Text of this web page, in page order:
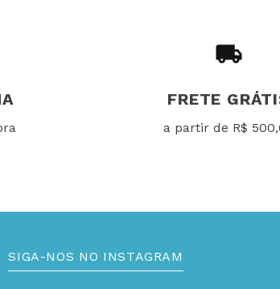
FRETE
a partir de R$
SIGA-NOS NO INSTAGRAM